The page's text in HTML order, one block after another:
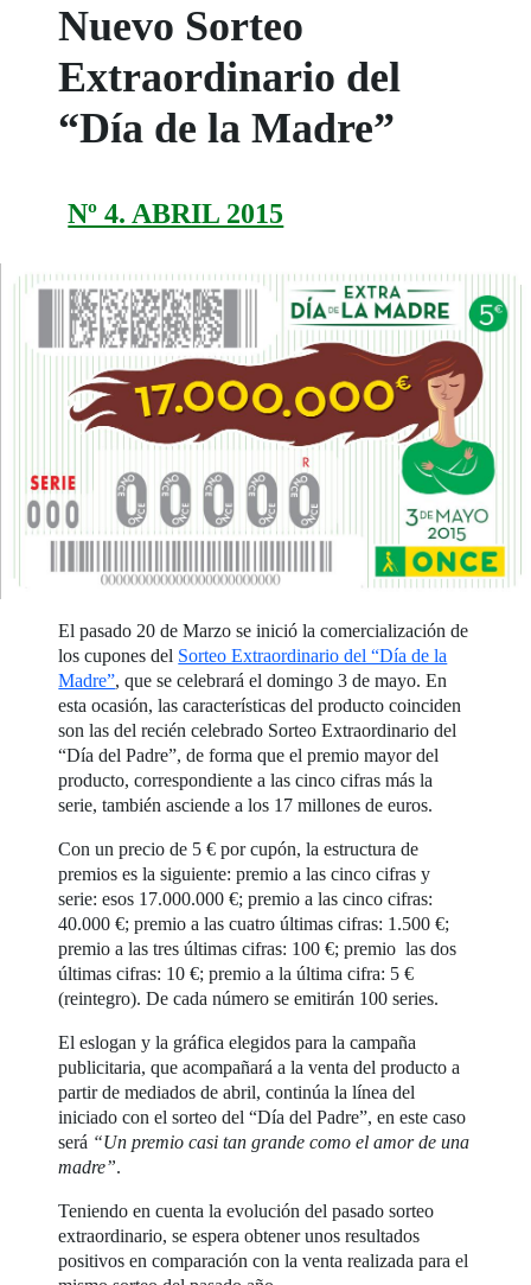
Nuevo Sorteo
Extraordinario del
“Día de la Madre”
Nº 4. ABRIL 2015
El pasado 20 de Marzo se inició la comercialización de
los cupones del Sorteo Extraordinario del “Día de la
Madre”, que se celebrará el domingo 3 de mayo. En
esta ocasión, las características del producto coinciden
son las del recién celebrado Sorteo Extraordinario del
“Día del Padre”, de forma que el premio mayor del
producto, correspondiente a las cinco cifras más la
serie, también asciende a los 17 millones de euros.
Con un precio de 5 € por cupón, la estructura de
premios es la siguiente: premio a las cinco cifras y
serie: esos 17.000.000 €; premio a las cinco cifras:
40.000 €; premio a las cuatro últimas cifras: 1.500 €;
premio a las tres últimas cifras: 100 €; premio las dos
últimas cifras: 10 €; premio a la última cifra: 5 €
(reintegro). De cada número se emitirán 100 series.
El eslogan y la gráfica elegidos para la campaña
publicitaria, que acompañará a la venta del producto a
partir de mediados de abril, continúa la línea del
iniciado con el sorteo del “Día del Padre”, en este caso
será “Un premio casi tan grande como el amor de una
madre”.
Teniendo en cuenta la evolución del pasado sorteo
extraordinario, se espera obtener unos resultados
positivos en comparación con la venta realizada para el